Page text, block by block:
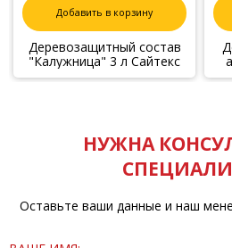
Добавить в корзину
Деревозащитный состав
"Калужница" 3 л Сайтекс
НУЖНА
Оставьте ваши данные и наш